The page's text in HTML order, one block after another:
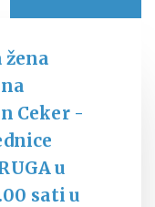
žena
Ceker -
u
sati u